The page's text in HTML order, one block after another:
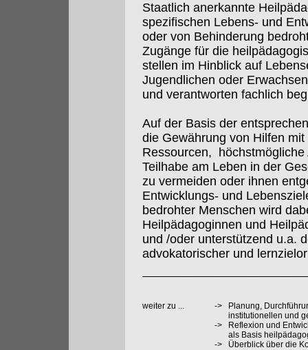
Staatlich anerkannte
spezifischen Lebens- und
oder von Behinderung
Zugänge für die
stellen im Hinblick auf
Jugendlichen oder
und verantworten fachlich
Auf der Basis der
die Gewährung von Hilfen
Ressourcen,
Teilhabe am Leben in der
zu vermeiden oder ihnen
Entwicklungs- und
bedrohter Menschen wird
Heilpädagoginnen und
und /oder unterstützend u.a.
advokatorischer und
weiter zu ... ->
Planung,
institutionellen und
->
Reflexion und
als Basis
->
Überblick über die